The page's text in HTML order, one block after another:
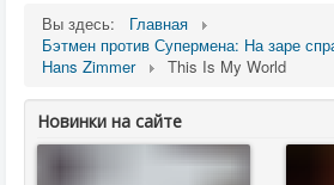
Вы здесь:
Главная
Бэтмен против Супермена: На заре
Hans Zimmer
This Is My World
Новинки на сайте